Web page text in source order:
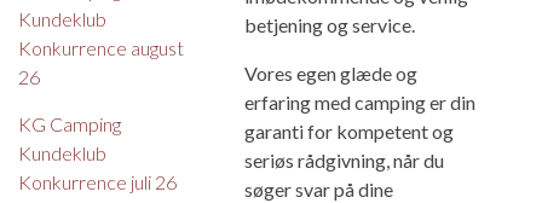
Kundeklub
Konkurrence august
26
KG Camping
Kundeklub
Konkurrence juli 26
betjening og service.
Vores egen glæde og
erfaring med camping er din
garanti for kompetent og
seriøs rådgivning, når du
søger svar på dine